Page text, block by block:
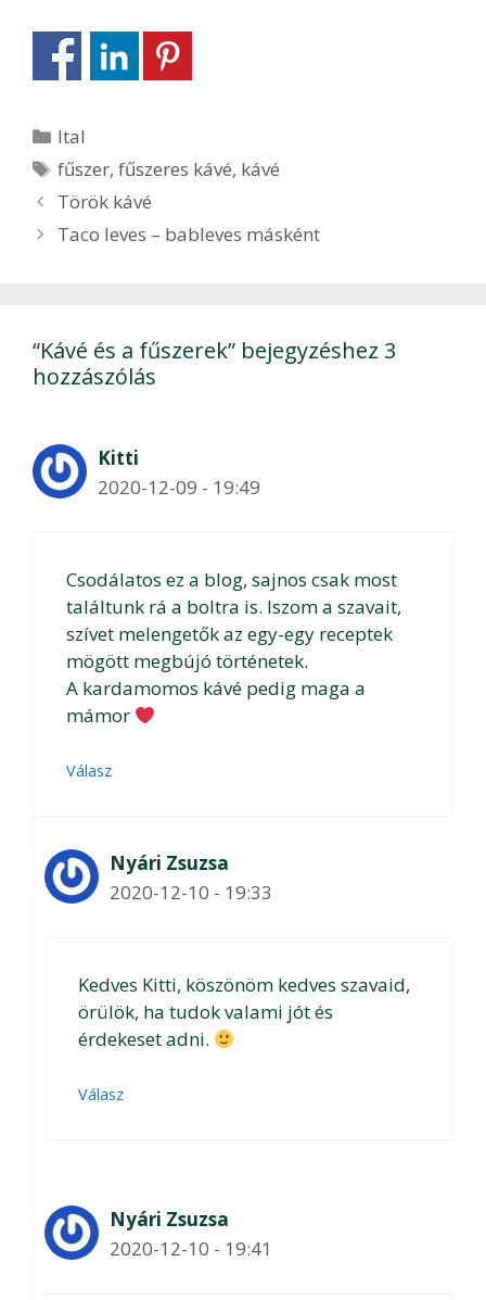
Kategória
Ital
Címkék
fűszer,fűszeres kávé, kávé
Bejegyzés
navigáció
Török kávé
Taco leves – bableves másként
“Kávé és a fűszerek” bejegyzéshez 3
hozzászólás
Kitti
2020-12-09 - 19:49
Csodálatos ez a blog, sajnos csak most
találtunk rá a boltra is. Iszom a szavait,
szívet melengetők az egy-egy receptek
mögött megbújó történetek.
A kardamomos kávé pedig maga a
mámor
Válasz
Nyári Zsuzsa
2020-12-10 - 19:33
Kedves Kitti, köszönöm kedves szavaid,
örülök, ha tudok valami jót és
érdekeset adni.
Válasz
Nyári Zsuzsa
2020-12-10 - 19:41